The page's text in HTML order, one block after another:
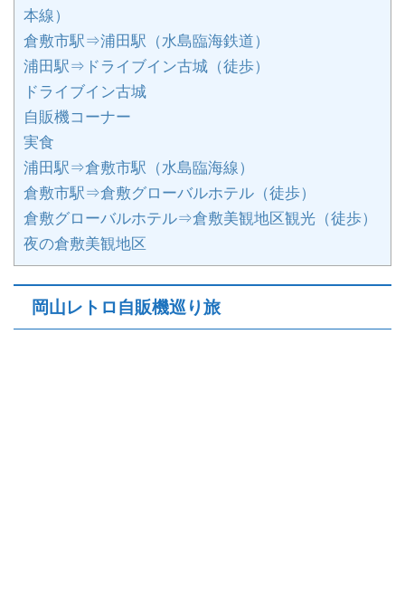
本線）
倉敷市駅⇒浦田駅（水島臨海鉄道）
浦田駅⇒ドライブイン古城（徒歩）
ドライブイン古城
自販機コーナー
実食
浦田駅⇒倉敷市駅（水島臨海線）
倉敷市駅⇒倉敷グローバルホテル（徒歩）
倉敷グローバルホテル⇒倉敷美観地区観光（徒歩）
夜の倉敷美観地区
岡山レトロ自販機巡り旅